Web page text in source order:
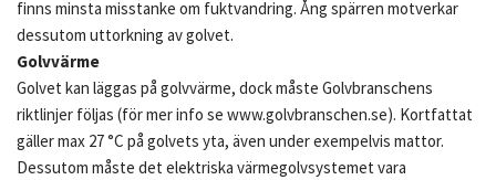
finns minsta misstanke om fuktvandring. Ång spärren motverkar
dessutom uttorkning av golvet.
Golvvärme
Golvet kan läggas på golvvärme, dock måste Golvbranschens
riktlinjer följas (för mer info se www.golvbranschen.se). Kortfattat
gäller max 27 °C på golvets yta, även under exempelvis mattor.
Dessutom måste det elektriska värmegolvsystemet vara